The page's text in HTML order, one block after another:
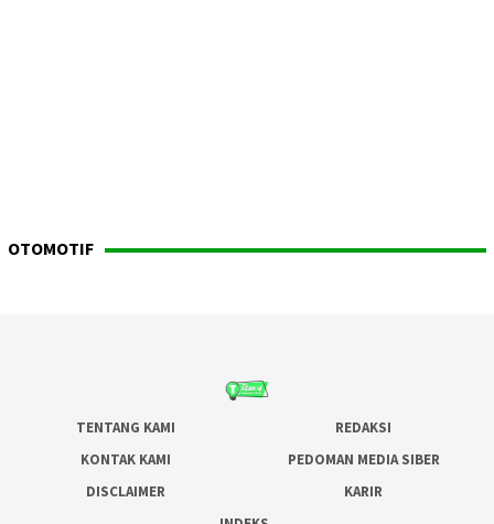
OTOMOTIF
TENTANG KAMI
REDAKSI
KONTAK KAMI
PEDOMAN MEDIA SIBER
DISCLAIMER
KARIR